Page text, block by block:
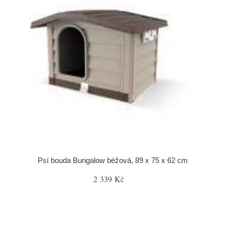
Psí bouda Bungalow béžová, 89 x 75 x 62 cm
2 339 Kč